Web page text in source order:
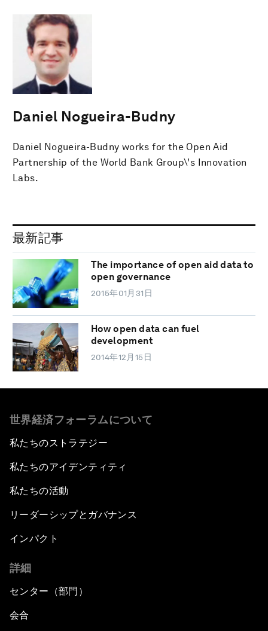
Daniel Nogueira-Budny
Daniel Nogueira-Budny works for the Open Aid
Partnership of the World Bank Group\'s Innovation
Labs.
最新記事
The importance of open aid data to
open governance
2015年01月31日
How open data can fuel
development
2014年12月15日
世界経済フォーラムについて
私たちのストラテジー
私たちのアイデンティティ
私たちの活動
リーダーシップとガバナンス
インパクト
詳細
センター（部門）
会合